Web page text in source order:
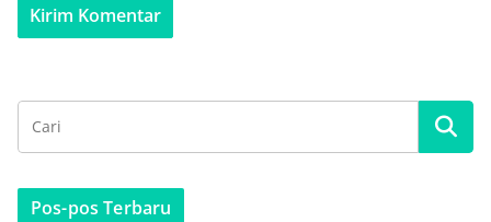
Pos-pos Terbaru